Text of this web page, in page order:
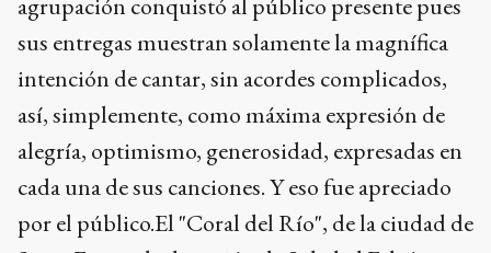
sus entregas muestran solamente la magnífica
intención de cantar, sin acordes complicados,
así, simplemente, como máxima expresión de
alegría, optimismo, generosidad, expresadas en
cada una de sus canciones. Y eso fue apreciado
por el público.El "Coral del Río", de la ciudad de